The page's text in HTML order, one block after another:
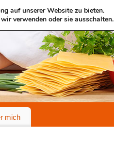
mich
auf unserer Website zu bieten.
verwenden oder sie ausschalten.